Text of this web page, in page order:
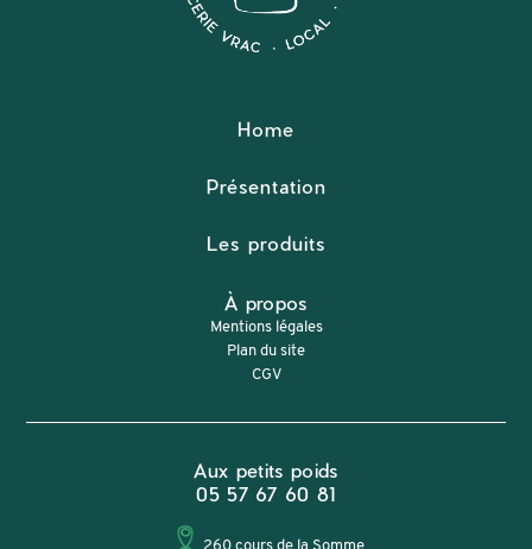
Home
Présentation
Les produits
À propos
Mentions légales
Plan du site
CGV
Aux petits poids
05 57 67 60 81